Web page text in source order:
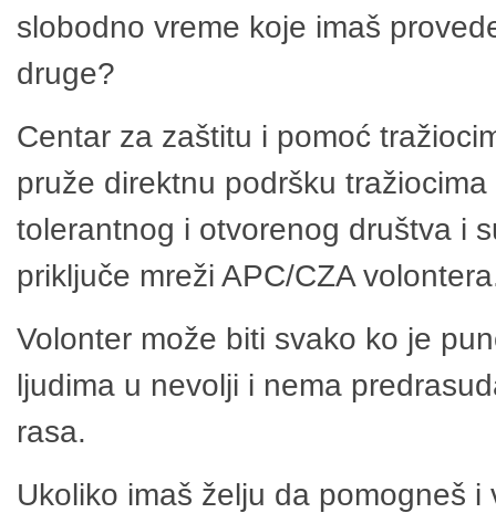
slobodno vreme koje imaš
druge?
Centar za zaštitu i pomoć
pruže direktnu podršku
tolerantnog i otvorenog društva i
priključe mreži APC/CZA
Volonter može biti svako ko je
ljudima u nevolji i nema
rasa.
Ukoliko imaš želju da pomogneš